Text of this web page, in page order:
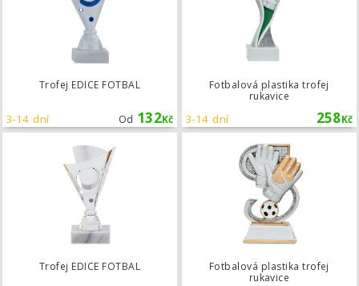
Trofej EDICE FOTBAL
Od 132Kč
3-14 dní
Fotbalová plastika trofej
rukavice
258Kč
3-14 dní
Trofej EDICE FOTBAL
Fotbalová plastika trofej
rukavice